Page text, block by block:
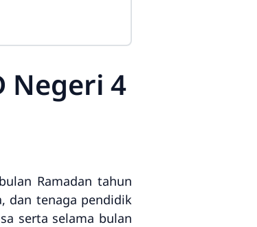
Negeri 4
Ramadan tahun
dan tenaga pendidik
serta selama bulan